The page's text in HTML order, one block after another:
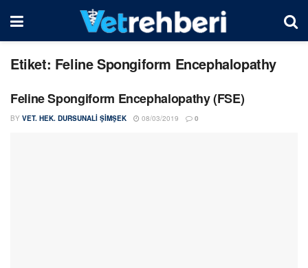
Etiket: Feline Spongiform Encephalopathy
Feline Spongiform Encephalopathy (FSE)
BY VET. HEK. DURSUNALI ŞIMŞEK 08/03/2019 0